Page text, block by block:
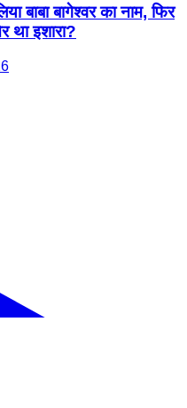
बाबा बागेश्वर का नाम, फिर
इशारा?